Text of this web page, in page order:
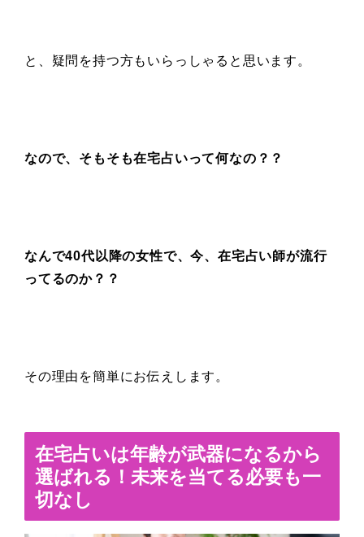
と、疑問を持つ方もいらっしゃると思います。
なので、そもそも在宅占いって何なの？？
なんで40代以降の女性で、今、在宅占い師が流行
ってるのか？？
その理由を簡単にお伝えします。
在宅占いは年齢が武器になるから
選ばれる！未来を当てる必要も一
切なし